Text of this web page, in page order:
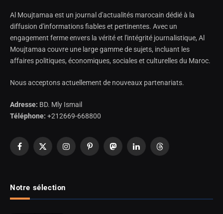
Al Moujtamaa est un journal d'actualités marocain dédié à la
diffusion d'informations fiables et pertinentes. Avec un
engagement ferme envers la vérité et l'intégrité journalistique, Al
Moujtamaa couvre une large gamme de sujets, incluant les
affaires politiques, économiques, sociales et culturelles du Maroc.
Nous acceptons actuellement de nouveaux partenariats.
Adresse: BD. Mly Ismail
Téléphone: +212669-668800
Facebook
X
InstagramPinterestMastodonLinkedInThreads
Notre sélection